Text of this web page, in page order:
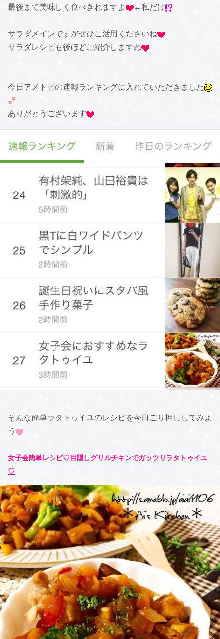
最後まで美味しく食べきれますよ ←私だけ
サラダメインですがぜひご活用くださいね
サラダレシピも後ほどご紹介しますね
今日アメトピの速報ランキングに入れていただきました
ありがとうございます
そんな簡単ラタトゥイユのレシピを今日ごり押ししてみよ
う
女子会簡単レシピ♡目隠しグリルチキンでガッツリラタトゥイユ
♡